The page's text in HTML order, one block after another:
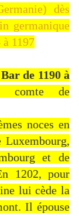
dès
germanique
1197
de 1190 à
comte de
noces en
Luxembourg,
et de
1202, pour
lui cède la
Il épouse